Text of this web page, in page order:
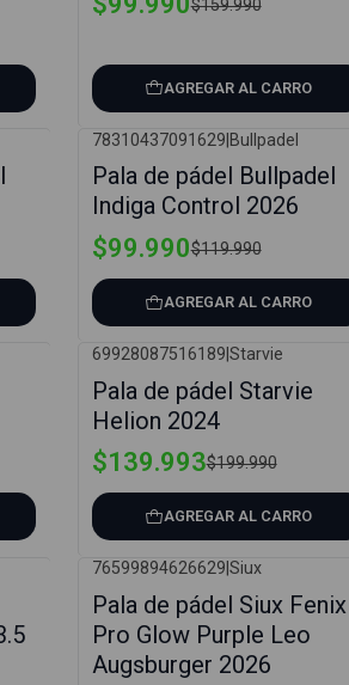
$159.990
AGREGAR AL CARRO
78310437091629 Bullpadel
Pala de pádel Bullpadel
Indiga Control 2026
$99.990$119.990
AGREGAR AL CARRO
69928087516189 Starvie
Pala de pádel Starvie
Helion 2024
$139.993$199.990
AGREGAR AL CARRO
76599894626629 Siux
Pala de pádel Siux Fenix
Pro Glow Purple Leo
Augsburger 2026